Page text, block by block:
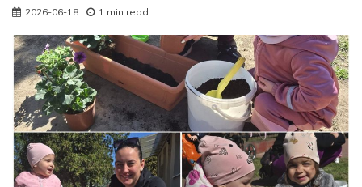
2026-06-18 1 min read